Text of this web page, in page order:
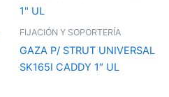
FIJACIÓN Y SOPORTERÍA
GAZA P/ STRUT UNIVERSAL
SK165I CADDY 1″ UL